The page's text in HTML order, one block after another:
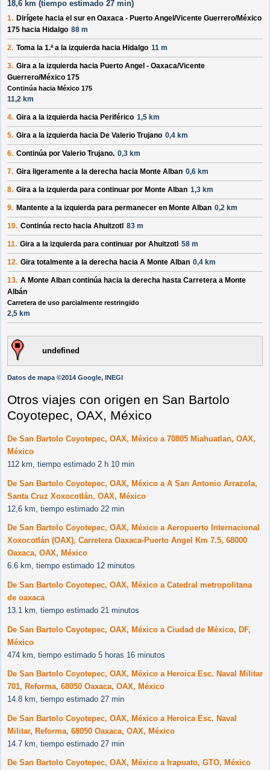
18,6 km (tiempo estimado 27 min)
1. Dirígete hacia el sur en Oaxaca - Puerto Angel/Vicente Guerrero/México
175 hacia Hidalgo 88 m
2. Toma la 1.ª a la izquierda hacia Hidalgo 11 m
3. Gira a la izquierda hacia Puerto Angel - Oaxaca/Vicente
Guerrero/México 175
Continúa hacia México 175
11,2 km
4. Gira a la izquierda hacia Periférico 1,5 km
5. Gira a la izquierda hacia De Valerio Trujano 0,4 km
6. Continúa por Valerio Trujano. 0,3 km
7. Gira ligeramente a la derecha hacia Monte Alban 0,6 km
8. Gira a la izquierda para continuar por Monte Alban 1,3 km
9. Mantente a la izquierda para permanecer en Monte Alban 0,2 km
10. Continúa recto hacia Ahuitzotl 83 m
11. Gira a la izquierda para continuar por Ahuitzotl 58 m
12. Gira totalmente a la derecha hacia A Monte Alban 0,4 km
13. A Monte Alban continúa hacia la derecha hasta Carretera a Monte
Albán
Carretera de uso parcialmente restringido
2,5 km
undefined
Datos de mapa ©2014 Google, INEGI
Otros viajes con origen en San Bartolo
Coyotepec, OAX, México
De San Bartolo Coyotepec, OAX, México a 70805 Miahuatlan, OAX,
México
112 km, tiempo estimado 2 h 10 min
De San Bartolo Coyotepec, OAX, México a A San Antonio Arrazola,
Santa Cruz Xoxocotlán, OAX, México
12,6 km, tiempo estimado 22 min
De San Bartolo Coyotepec, OAX, México a Aeropuerto Internacional
Xoxocotlán (OAX), Carretera Oaxaca-Puerto Angel Km 7.5, 68000
Oaxaca, OAX, México
6.6 km, tiempo estimado 12 minutos
De San Bartolo Coyotepec, OAX, México a Catedral metropolitana
de oaxaca
13.1 km, tiempo estimado 21 minutos
De San Bartolo Coyotepec, OAX, México a Ciudad de México, DF,
México
474 km, tiempo estimado 5 horas 16 minutos
De San Bartolo Coyotepec, OAX, México a Heroica Esc. Naval Militar
701, Reforma, 68050 Oaxaca, OAX, México
14.8 km, tiempo estimado 27 min
De San Bartolo Coyotepec, OAX, México a Heroica Esc. Naval
Militar, Reforma, 68050 Oaxaca, OAX, México
14.7 km, tiempo estimado 27 min
De San Bartolo Coyotepec, OAX, México a Irapuato, GTO, México